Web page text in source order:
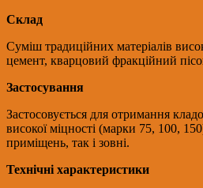
Склад
Суміш традиційних матеріалів
цемент, кварцовий фракційний
Застосування
Застосовується для отримання
високої міцності (марки 75, 100,
приміщень, так і зовні.
Технічні характеристики